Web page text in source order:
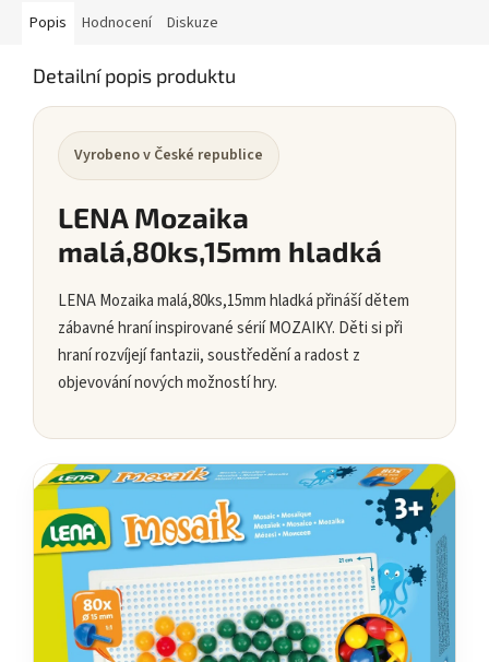
Popis Hodnocení Diskuze
Detailní popis produktu
Vyrobeno v České republice
LENA Mozaika
malá,80ks,15mm hladká
LENA Mozaika malá,80ks,15mm hladká přináší dětem
zábavné hraní inspirované sérií MOZAIKY. Děti si při
hraní rozvíjejí fantazii, soustředění a radost z
objevování nových možností hry.